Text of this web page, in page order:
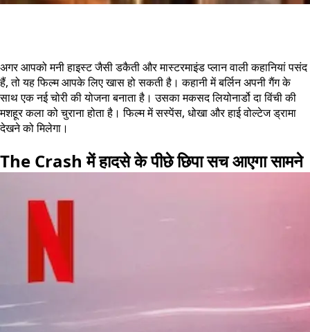
अगर आपको मनी हाइस्ट जैसी डकैती और मास्टरमाइंड प्लान वाली कहानियां पसंद
हैं, तो यह फिल्म आपके लिए खास हो सकती है। कहानी में बर्लिन अपनी गैंग के
साथ एक नई चोरी की योजना बनाता है। उसका मकसद लियोनार्डो दा विंची की
मशहूर कला को चुराना होता है। फिल्म में सस्पेंस, धोखा और हाई वोल्टेज ड्रामा
देखने को मिलेगा।
The Crash में हादसे के पीछे छिपा सच आएगा सामने